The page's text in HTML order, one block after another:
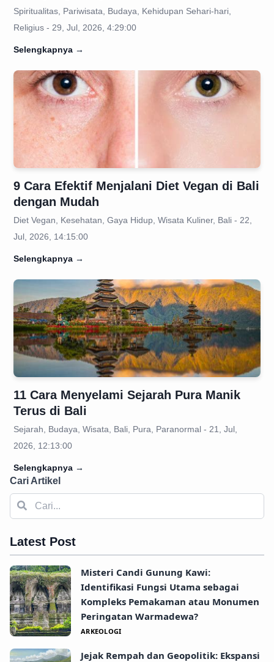
Spiritualitas, Pariwisata, Budaya, Kehidupan Sehari-hari,
Religius - 29, Jul, 2026, 4:29:00
Selengkapnya →
9 Cara Efektif Menjalani Diet Vegan di Bali
dengan Mudah
Diet Vegan, Kesehatan, Gaya Hidup, Wisata Kuliner, Bali - 22,
Jul, 2026, 14:15:00
Selengkapnya →
11 Cara Menyelami Sejarah Pura Manik
Terus di Bali
Sejarah, Budaya, Wisata, Bali, Pura, Paranormal - 21, Jul,
2026, 12:13:00
Selengkapnya →
Cari Artikel
Latest Post
Misteri Candi Gunung Kawi:
Identifikasi Fungsi Utama sebagai
Kompleks Pemakaman atau Monumen
Peringatan Warmadewa?
ARKEOLOGI
Jejak Rempah dan Geopolitik: Ekspansi